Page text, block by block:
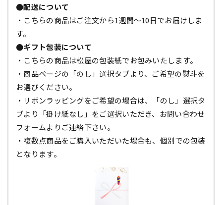
●配送について
・こちらの商品はご注文から1週間～10日でお届けしま
す。
●ギフト包装について
・こちらの商品は松屋の包装紙でお包みいたします。
・商品ページの「のし」選択タブより、ご希望の熨斗を
お選びください。
・リボンラッピングをご希望の場合は、「のし」選択タ
ブより「掛け紙なし」をご選択いただき、お問い合わせ
フォームよりご連絡下さい。
・複数点商品をご購入いただいた場合も、個別での包装
となります。